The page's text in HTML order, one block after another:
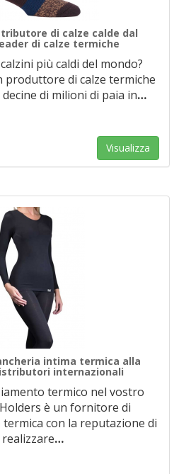
di calze calde dal
di calze termiche
più caldi del mondo?
produttore di calze termiche
di milioni di paia in…
Visualizza
intima termica alla
internazionali
termico nel vostro
è un fornitore di
con la reputazione di
realizzare…